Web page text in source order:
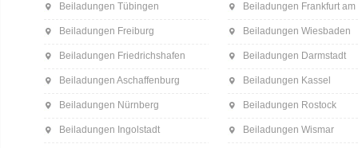
Beiladungen Tübingen
Beiladungen Freiburg
Beiladungen Friedrichshafen
Beiladungen Aschaffenburg
Beiladungen Nürnberg
Beiladungen Ingolstadt
Beiladungen Frankfurt am
Beiladungen Wiesbaden
Beiladungen Darmstadt
Beiladungen Kassel
Beiladungen Rostock
Beiladungen Wismar